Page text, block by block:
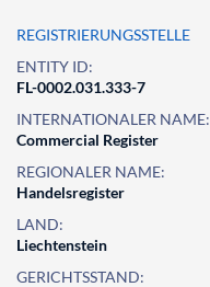
REGISTRIERUNGSSTELLE
ENTITY ID:
FL-0002.031.333-7
INTERNATIONALER NAME:
Commercial Register
REGIONALER NAME:
Handelsregister
LAND:
Liechtenstein
GERICHTSSTAND: